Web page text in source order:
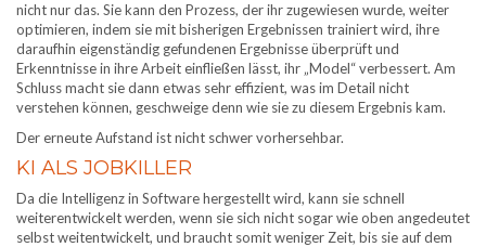
nicht nur das. Sie kann den Prozess, der ihr zugewiesen wurde, weiter
optimieren, indem sie mit bisherigen Ergebnissen trainiert wird, ihre
daraufhin eigenständig gefundenen Ergebnisse überprüft und
Erkenntnisse in ihre Arbeit einfließen lässt, ihr „Model“ verbessert. Am
Schluss macht sie dann etwas sehr effizient, was im Detail nicht
verstehen können, geschweige denn wie sie zu diesem Ergebnis kam.
Der erneute Aufstand ist nicht schwer vorhersehbar.
KI ALS JOBKILLER
Da die Intelligenz in Software hergestellt wird, kann sie schnell
weiterentwickelt werden, wenn sie sich nicht sogar wie oben angedeutet
selbst weitentwickelt, und braucht somit weniger Zeit, bis sie auf dem